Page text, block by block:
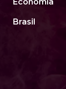
Brasil